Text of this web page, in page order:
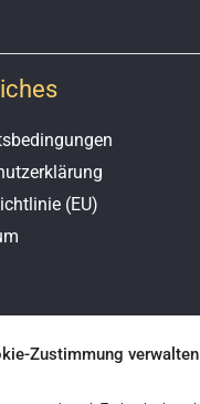
Zustimmung verwalten
(EU)